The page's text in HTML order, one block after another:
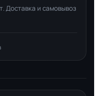
Доставка и самовывоз